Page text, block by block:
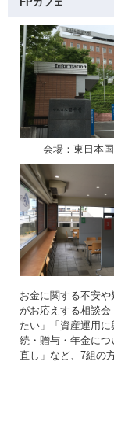
会場：東日本
お金に関する不安や
がお応えする相談
たい」「資産運用
続・贈与・年金に
直し」など、7組の